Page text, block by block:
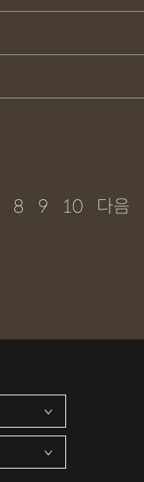
8 9 10 다음